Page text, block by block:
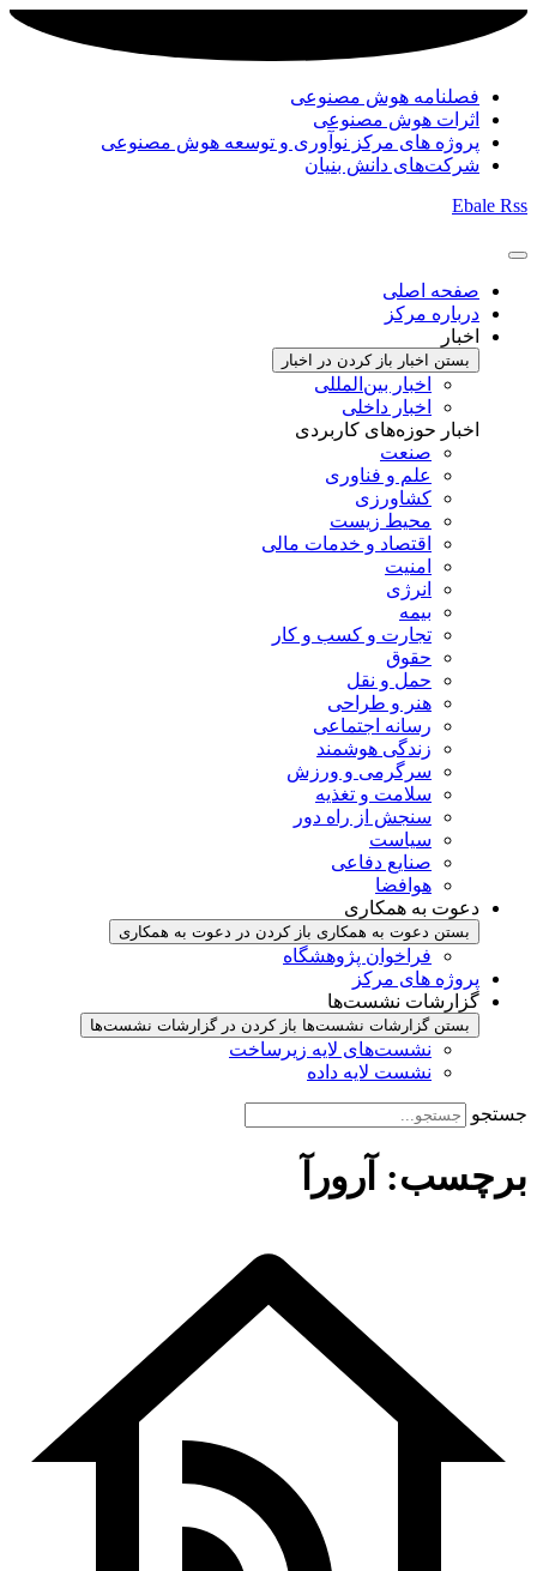
فصلنامه هوش مصنوعی
اثرات هوش مصنوعی
پروژه های مرکز نوآوری و توسعه هوش مصنوعی
شرکت‌های دانش بنیان
Ebale Rss
صفحه اصلی
درباره مرکز
اخبار
بستن اخبار باز کردن در اخبار
اخبار بین‌المللی
اخبار داخلی
اخبار حوزه‌های کاربردی
صنعت
علم و فناوری
کشاورزی
محیط زیست
اقتصاد و خدمات مالی
امنیت
انرژی
بیمه
تجارت و کسب و کار
حقوق
حمل و نقل
هنر و طراحی
رسانه اجتماعی
زندگی هوشمند
سرگرمی و ورزش
سلامت و تغذیه
سنجش از راه دور
سیاست
صنایع دفاعی
هوافضا
دعوت به همکاری
بستن دعوت به همکاری باز کردن در دعوت به همکاری
فراخوان پژوهشگاه
پروژه های مرکز
گزارشات نشست‌ها
بستن گزارشات نشست‌ها باز کردن در گزارشات نشست‌ها
نشست‌‌های لایه زیرساخت
نشست لایه داده
جستجو
برچسب: آرورآ